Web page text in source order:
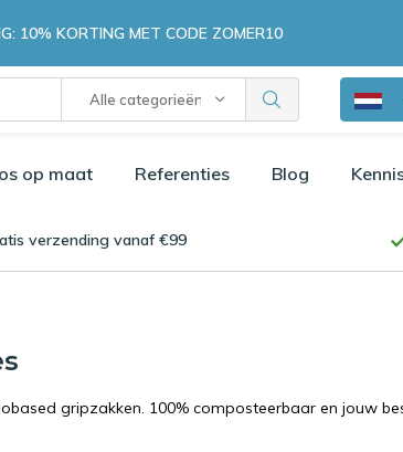
Alle categorieën
10% KORTING MET CODE ZOMER10
op maat Referenties Blog
verzending vanaf €99
gripzakken. 100% composteerbaar en jouw